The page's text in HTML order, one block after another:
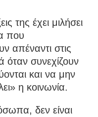
της έχει μιλήσει
που
απέναντι στις
όταν συνεχίζουν
και να μην
η κοινωνία.
δεν είναι